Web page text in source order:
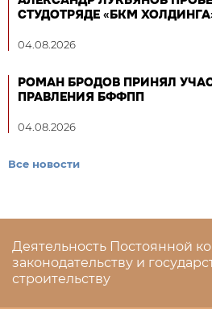
СТУДОТРЯДЕ «БКМ
04.08.2026
РОМАН БРОДОВ ПРИНЯЛ
ПРАВЛЕНИЯ БФФПП
04.08.2026
Все новости
Деятельность Постоянной
законодательству и
строительству